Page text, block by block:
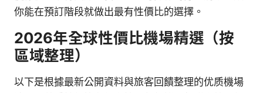
你能在預訂階段就做出最有性價比的選擇。
2026年全球性價比機場精選（按
區域整理）
以下是根據最新公開資料與旅客回饋整理的优质機場